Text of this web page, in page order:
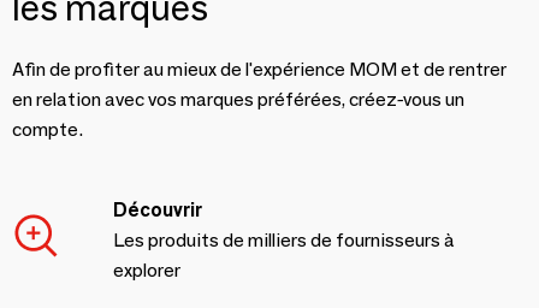
Afin de profiter au mieux de l'expérience MOM et de rentrer
en relation avec vos marques préférées, créez-vous un
compte.
Découvrir
Les produits de milliers de fournisseurs à
explorer